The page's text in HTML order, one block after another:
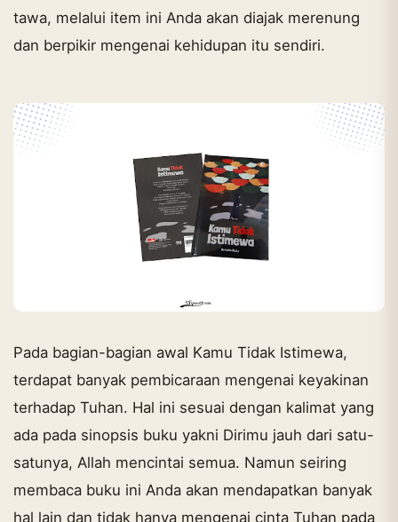
tawa, melalui item ini Anda akan diajak merenung
dan berpikir mengenai kehidupan itu sendiri.
Pada bagian-bagian awal Kamu Tidak Istimewa,
terdapat banyak pembicaraan mengenai keyakinan
terhadap Tuhan. Hal ini sesuai dengan kalimat yang
ada pada sinopsis buku yakni Dirimu jauh dari satu-
satunya, Allah mencintai semua. Namun seiring
membaca buku ini Anda akan mendapatkan banyak
hal lain dan tidak hanya mengenai cinta Tuhan pada